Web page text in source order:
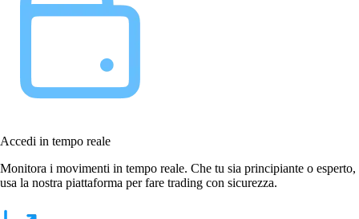
Accedi in tempo reale
Monitora i movimenti in tempo reale. Che tu sia principiante o esperto,
usa la nostra piattaforma per fare trading con sicurezza.